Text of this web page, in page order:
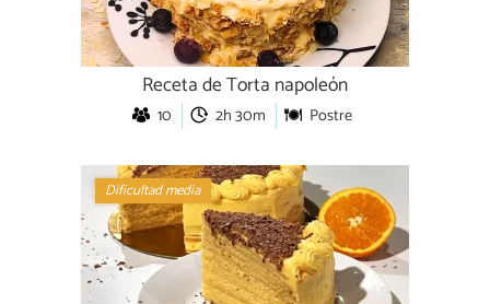
Receta de Torta napoleón
10 2h 30m Postre
Dificultad media